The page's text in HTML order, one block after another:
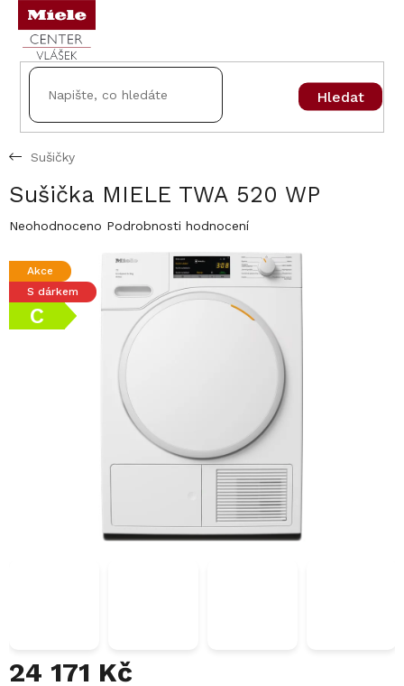
Přejít
obsah
Hledat
Sušičky
Sušička MIELE TWA 520 WP
Průměrné
produktu
0,0
5
Neohodnoceno Podrobnosti hodnocení
Akce
S dárkem
C
24 171 Kč